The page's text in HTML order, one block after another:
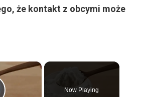
że kontakt z obcymi może
×
Now Playing